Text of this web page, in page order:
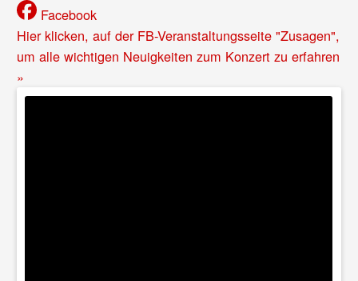
Facebook
Hier klicken, auf der FB-Veranstaltungsseite "Zusagen",
um alle wichtigen Neuigkeiten zum Konzert zu erfahren
»